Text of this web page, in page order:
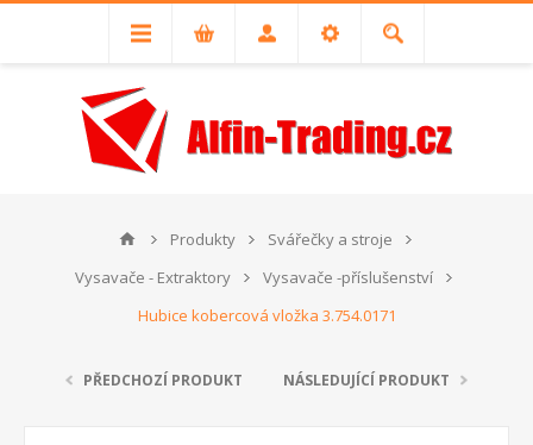
Produkty
Svářečky a stroje
Vysavače - Extraktory
Vysavače -příslušenství
Hubice kobercová vložka 3.754.0171
PŘEDCHOZÍ PRODUKT NÁSLEDUJÍCÍ PRODUKT